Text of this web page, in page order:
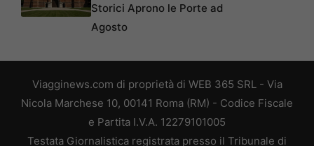
Storici Aprono le Porte ad
Agosto
Viagginews.com di proprietà di WEB 365 SRL - Via
Nicola Marchese 10, 00141 Roma (RM) - Codice Fiscale
e Partita I.V.A. 12279101005
Testata Giornalistica registrata presso il Tribunale di